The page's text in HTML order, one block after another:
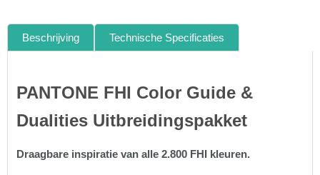
Beschrijving Technische Specificaties
PANTONE FHI Color Guide &
Dualities Uitbreidingspakket
Draagbare inspiratie van alle 2.800 FHI kleuren.